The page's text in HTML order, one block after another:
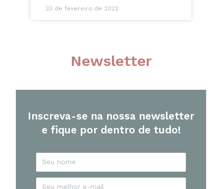
23 de fevereiro de 2022
Newsletter
Inscreva-se na nossa newsletter
e fique por dentro de tudo!